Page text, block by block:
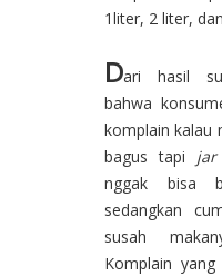
1liter, 2 liter,
Dari hasil
bahwa
komplain kalau
bagus tapi jar
nggak bisa
sedangkan
susah
Komplain